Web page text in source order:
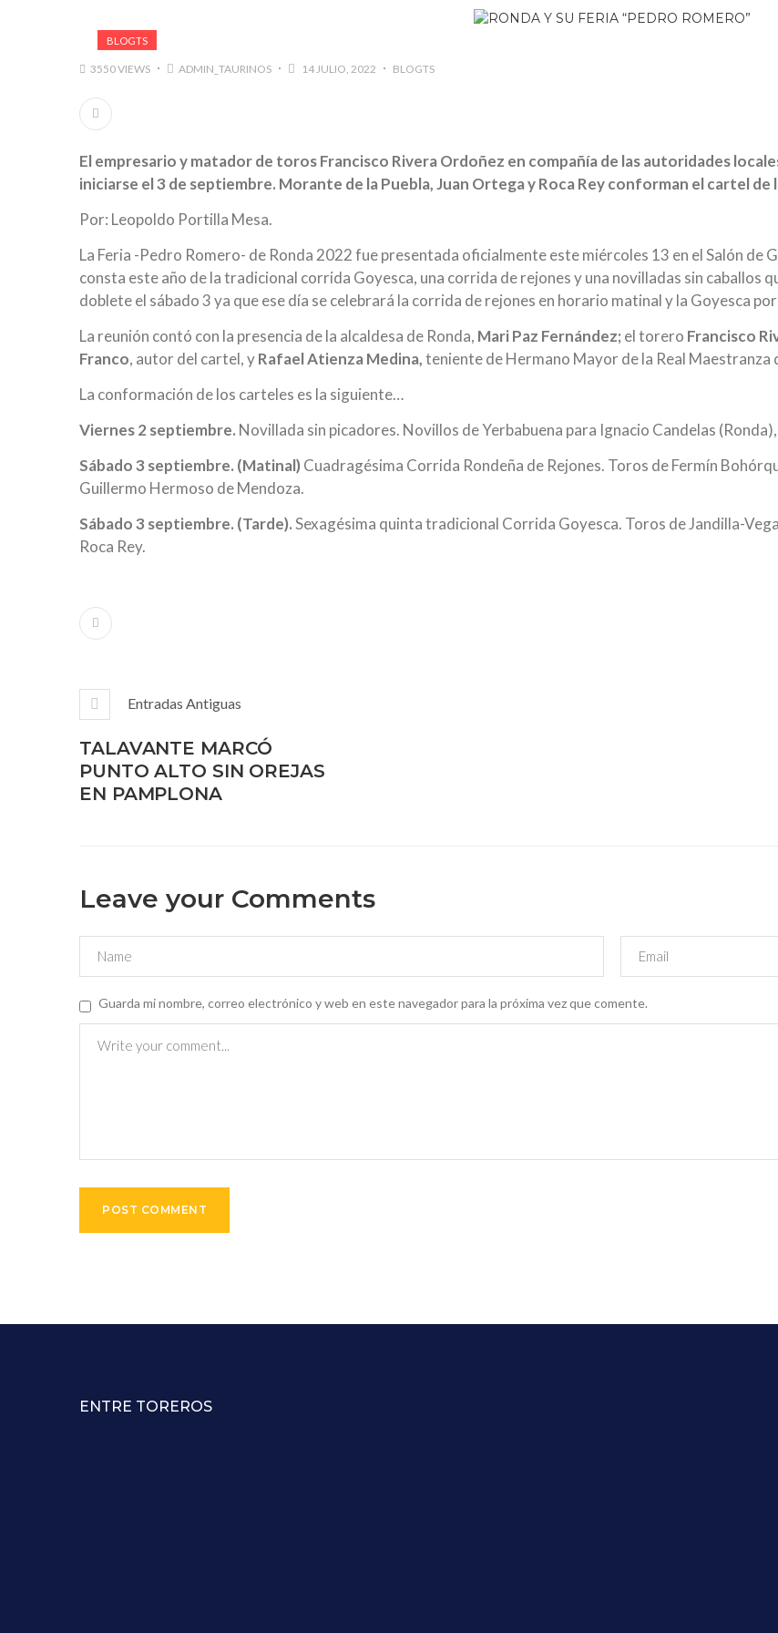
BLOGTS
3550 VIEWS ADMIN_TAURINOS 14 JULIO, 2022 BLOGTS
El empresario y matador de toros Francisco Rivera Ordoñez en compañía de las autoridades
iniciarse el 3 de septiembre. Morante de la Puebla, Juan Ortega y Roca Rey conforman el cartel de
Por: Leopoldo Portilla Mesa.
La Feria -Pedro Romero- de Ronda 2022 fue presentada oficialmente este miércoles 13 en el Salón de
consta este año de la tradicional corrida Goyesca, una corrida de rejones y una novilladas sin caballos
doblete el sábado 3 ya que ese día se celebrará la corrida de rejones en horario matinal y la Goyesca
La reunión contó con la presencia de la alcaldesa de Ronda, Mari Paz Fernández; el torero Francisco
Franco, autor del cartel, yRafael Atienza Medina,teniente de Hermano Mayor de la Real Maestranza
La conformación de los carteles es la siguiente…
Viernes 2 septiembre. Novillada sin picadores. Novillos de Yerbabuena para Ignacio Candelas
Sábado 3 septiembre. (Matinal) Cuadragésima Corrida Rondeña de Rejones. Toros de Fermín
Guillermo Hermoso de Mendoza.
Sábado 3 septiembre. (Tarde).Sexagésima quinta tradicional Corrida Goyesca. Toros de Jandilla-
Roca Rey.
Entradas Antiguas
TALAVANTE MARCÓ
PUNTO ALTO SIN OREJAS
EN PAMPLONA
Leave your Comments
Guarda mi nombre, correo electrónico y web en este navegador para la próxima vez que comente.
ENTRE TOREROS